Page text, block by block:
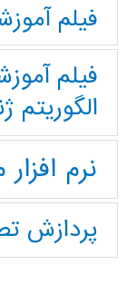
فیلم
فیلم
الگوریتم
نرم
پردازش